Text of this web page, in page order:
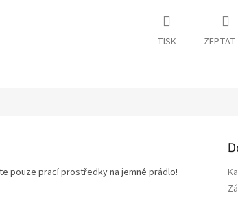
TISK ZEPTAT
pouze prací prostředky na jemné prádlo!